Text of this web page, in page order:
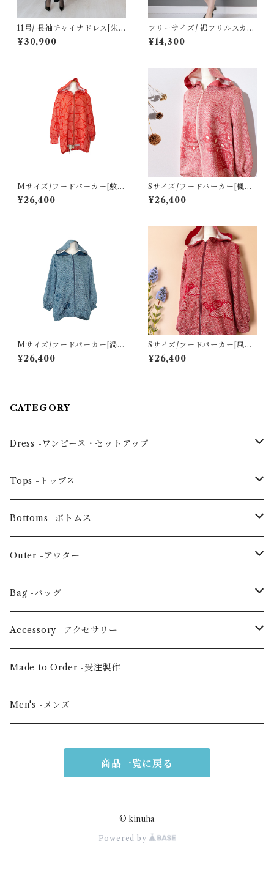
11号/ 長袖チャイナドレス[朱
金の飛鶴と松屋敷模様留袖]
¥30,900
フリーサイズ/ 裾フリルスカー
ト[ライトグレーグラデーショ
ン絣紬]
¥14,300
Mサイズ/フードパーカー[敷詰
葉模様線*朱色総絞り羽織]
¥26,400
Sサイズ/フードパーカー[楓流
水模様ピンク色総絞り羽織]
¥26,400
Mサイズ/フードパーカー[渦巻
き模様青色総絞り羽織]
¥26,400
Sサイズ/フードパーカー[風景
模様えんじ色総絞り羽織]
¥26,400
CATEGORY
Dress -ワンピース・セットアップ
One piece -ワンピースドレス
Ensemble -セットアップ
Tops -トップス
Blouse -ブラウス
Tunic -チュニック
Others -その他
Bottoms -ボトムス
Skirt -スカート
Pants -パンツ
Outer -アウター
Coat -コート
Jacket -ジャケット
Bag -バッグ
Large horizontal -横・大
Vertical medium -縦・中
Shoulder -ショルダー
Accessory -アクセサリー
Hair scrunchie -シュシュ
Mask -マスク
Others -その他
Made to Order -受注製作
Men's -メンズ
商品一覧に戻る
© kinuha
Powered by